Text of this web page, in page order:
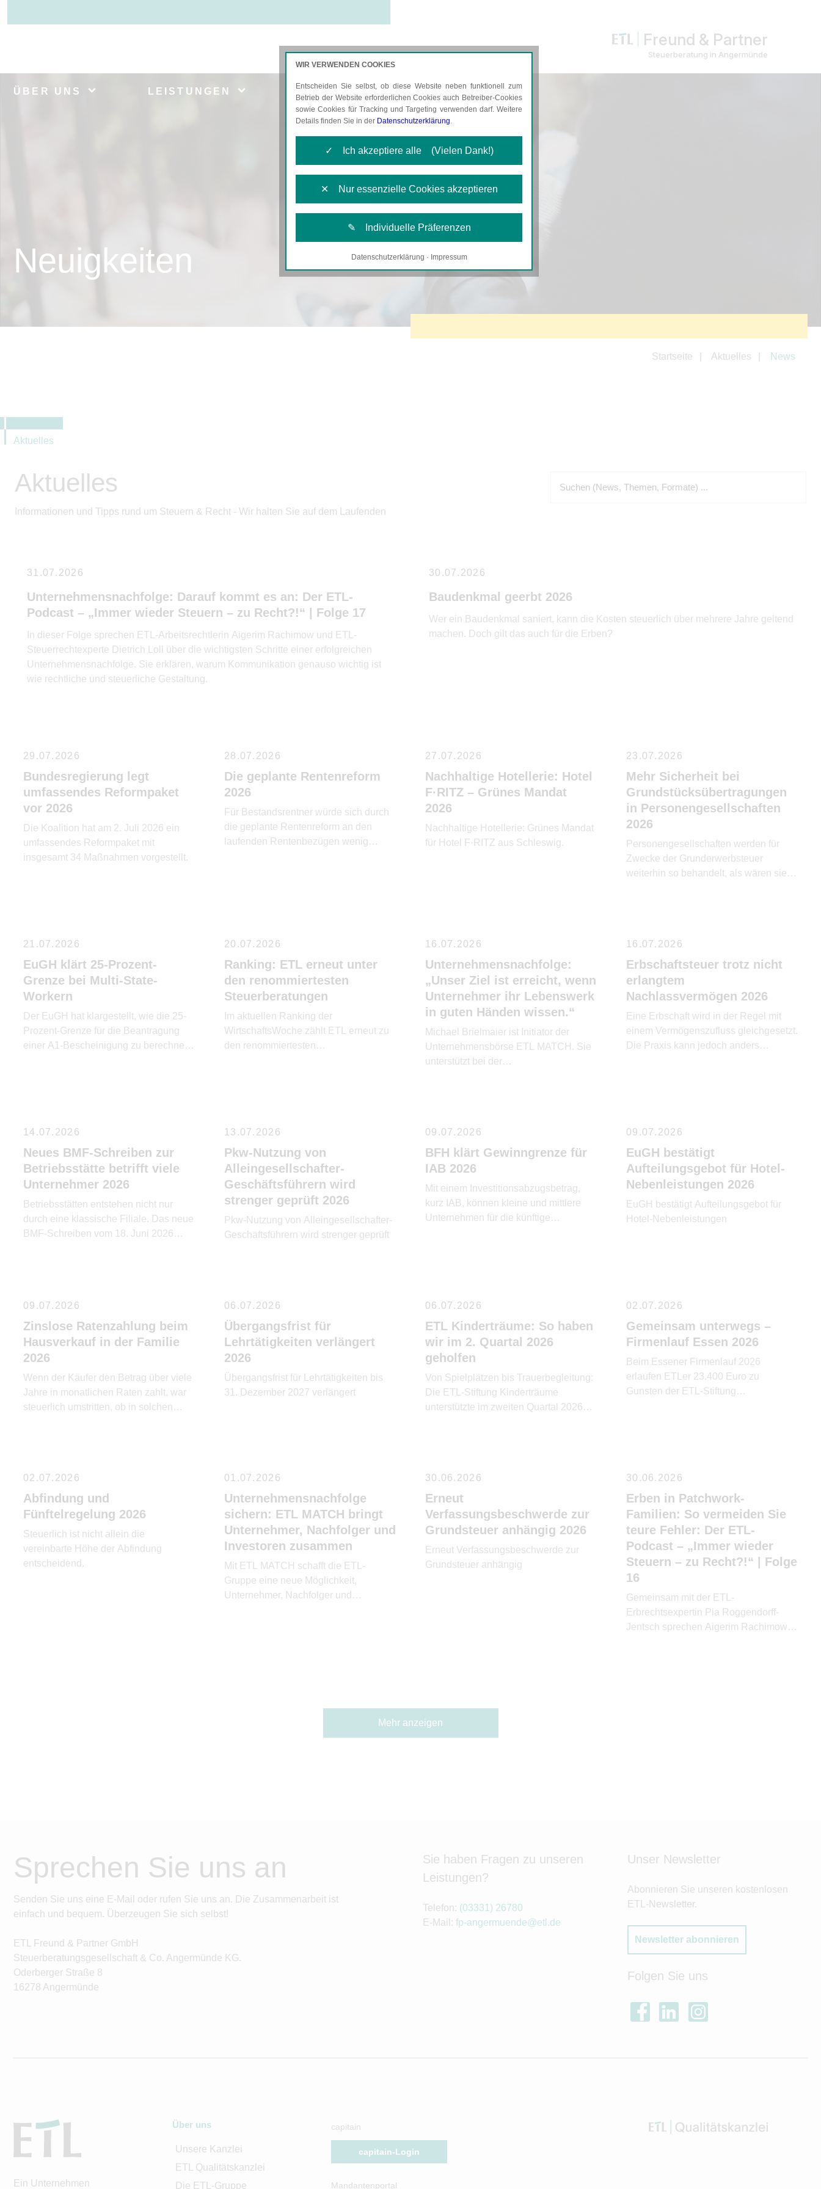
Freund & Partner
Steuerberatung in Angermünde
ÜBER UNS LEISTUNGEN AKTUELLES KARRIERE
Neuigkeiten
Startseite Aktuelles News
Aktuelles
Aktuelles
Informationen und Tipps rund um Steuern & Recht - Wir halten Sie auf dem Laufenden
31.07.2026
Unternehmensnachfolge: Darauf kommt es an: Der ETL-
Podcast – „Immer wieder Steuern – zu Recht?!“ | Folge 17
In dieser Folge sprechen ETL-Arbeitsrechtlerin Aigerim Rachimow und ETL-
Steuerrechtexperte Dietrich Loll über die wichtigsten Schritte einer erfolgreichen
Unternehmensnachfolge. Sie erklären, warum Kommunikation genauso wichtig ist
wie rechtliche und steuerliche Gestaltung.
30.07.2026
Baudenkmal geerbt 2026
Wer ein Baudenkmal saniert, kann die Kosten steuerlich über mehrere Jahre geltend
machen. Doch gilt das auch für die Erben?
29.07.2026
Bundesregierung legt
umfassendes Reformpaket
vor 2026
Die Koalition hat am 2. Juli 2026 ein
umfassendes Reformpaket mit
insgesamt 34 Maßnahmen vorgestellt.
28.07.2026
Die geplante Rentenreform
2026
Für Bestandsrentner würde sich durch
die geplante Rentenreform an den
laufenden Rentenbezügen wenig
27.07.2026
Nachhaltige Hotellerie: Hotel
F·RITZ – Grünes Mandat
2026
Nachhaltige Hotellerie: Grünes Mandat
für Hotel F·RITZ aus Schleswig.
23.07.2026
Mehr Sicherheit bei
Grundstücksübertragungen
in Personengesellschaften
2026
Personengesellschaften werden für
Zwecke der Grunderwerbsteuer
weiterhin so behandelt, als wären sie
21.07.2026
EuGH klärt 25-Prozent-
Grenze bei Multi-State-
Workern
Der EuGH hat klargestellt, wie die 25-
Prozent-Grenze für die Beantragung
einer A1-Bescheinigung zu berechnen
20.07.2026
Ranking: ETL erneut unter
den renommiertesten
Steuerberatungen
Im aktuellen Ranking der
WirtschaftsWoche zählt ETL erneut zu
den renommiertesten
16.07.2026
Unternehmensnachfolge:
„Unser Ziel ist erreicht, wenn
Unternehmer ihr Lebenswerk
in guten Händen wissen.“
Michael Brielmaier ist Initiator der
Unternehmensbörse ETL MATCH. Sie
unterstützt bei der
16.07.2026
Erbschaftsteuer trotz nicht
erlangtem
Nachlassvermögen 2026
Eine Erbschaft wird in der Regel mit
einem Vermögenszufluss gleichgesetzt.
Die Praxis kann jedoch anders
mit Zahlungsaufforderung. Der
Bundesfinanzhof (BFH) hat nun in
seinem Urteil vom 25. Februar 2026 (II
R 1/22) klargestellt, […]
14.07.2026
Neues BMF-Schreiben zur
Betriebsstätte betrifft viele
Unternehmer 2026
Betriebsstätten entstehen nicht nur
durch eine klassische Filiale. Das neue
BMF-Schreiben vom 18. Juni 2026
13.07.2026
Pkw-Nutzung von
Alleingesellschafter-
Geschäftsführern wird
strenger geprüft 2026
Pkw-Nutzung von Alleingesellschafter-
Geschäftsführern wird strenger geprüft
09.07.2026
BFH klärt Gewinngrenze für
IAB 2026
Mit einem Investitionsabzugsbetrag,
kurz IAB, können kleine und mittlere
Unternehmen für die künftige
Herstellungskosten gewinnmindernd
abziehen. Abschreibungen werden
damit vorverlagert. IAB können aber nur
in Anspruch genommen werden, wenn
der Gewinn durch Bilanzierung oder
Einnahme-Überschuss-Rechnung
ermittelt wird. Gleichzeitig […]
09.07.2026
EuGH bestätigt
Aufteilungsgebot für Hotel-
Nebenleistungen 2026
EuGH bestätigt Aufteilungsgebot für
Hotel-Nebenleistungen
09.07.2026
Zinslose Ratenzahlung beim
Hausverkauf in der Familie
2026
Wenn der Käufer den Betrag über viele
Jahre in monatlichen Raten zahlt, war
steuerlich umstritten, ob in solchen
06.07.2026
Übergangsfrist für
Lehrtätigkeiten verlängert
2026
Übergangsfrist für Lehrtätigkeiten bis
31. Dezember 2027 verlängert
06.07.2026
ETL Kinderträume: So haben
wir im 2. Quartal 2026
geholfen
Von Spielplätzen bis Trauerbegleitung:
Die ETL-Stiftung Kinderträume
unterstützte im zweiten Quartal 2026
02.07.2026
Gemeinsam unterwegs –
Firmenlauf Essen 2026
Beim Essener Firmenlauf 2026
erlaufen ETLer 23.400 Euro zu
Gunsten der ETL-Stiftung
02.07.2026
Abfindung und
Fünftelregelung 2026
Steuerlich ist nicht allein die
vereinbarte Höhe der Abfindung
entscheidend.
01.07.2026
Unternehmensnachfolge
sichern: ETL MATCH bringt
Unternehmer, Nachfolger und
Investoren zusammen
Mit ETL MATCH schafft die ETL-
Gruppe eine neue Möglichkeit,
Unternehmer, Nachfolger und
eines Unternehmers. Dennoch wird sie
30.06.2026
Erneut
Verfassungsbeschwerde zur
Grundsteuer anhängig 2026
Erneut Verfassungsbeschwerde zur
Grundsteuer anhängig
30.06.2026
Erben in Patchwork-
Familien: So vermeiden Sie
teure Fehler: Der ETL-
Podcast – „Immer wieder
Steuern – zu Recht?!“ | Folge
16
Gemeinsam mit der ETL-
Erbrechtsexpertin Pia Roggendorff-
Jentsch sprechen Aigerim Rachimow
Mehr anzeigen
Sprechen Sie uns an
Senden Sie uns eine E-Mail oder rufen Sie uns an. Die Zusammenarbeit ist
einfach und bequem. Überzeugen Sie sich selbst!
ETL Freund & Partner GmbH
Steuerberatungsgesellschaft & Co. Angermünde KG.
Oderberger Straße 8
16278 Angermünde
Sie haben Fragen zu unseren
Leistungen?
Telefon: (03331) 26780
E-Mail: fp-angermuende@etl.de
Unser Newsletter
Abonnieren Sie unseren kostenlosen
ETL-Newsletter.
Newsletter abonnieren
Folgen Sie uns
Ein Unternehmen
Über uns
Unsere Kanzlei
ETL Qualitätskanzlei
Die ETL-Gruppe
capitain
capitain-Login
Mandantenportal
WIR VERWENDEN COOKIES
Entscheiden Sie selbst, ob diese Website neben funktionell zum
Betrieb der Website erforderlichen Cookies auch Betreiber-Cookies
sowie Cookies für Tracking und Targeting verwenden darf. Weitere
Details finden Sie in der Datenschutzerklärung.
✓ Ich akzeptiere alle (Vielen Dank!)
✕ Nur essenzielle Cookies akzeptieren
✎ Individuelle Präferenzen
Notwendige Cookies
Datenschutzerklärung · Impressum